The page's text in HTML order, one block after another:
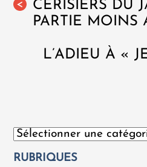
<
CERISIERS DU
PARTIE MOINS
L’ADIEU À «
Catégories
RUBRIQUES